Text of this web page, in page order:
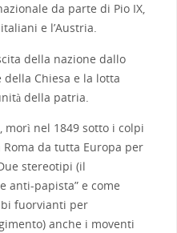
da parte di Pio IX,
e l’Austria.
della nazione dallo
Chiesa e la lotta
della patria.
morì nel 1849 sotto i colpi
da tutta Europa per
stereotipi (il
anti-papista” e come
fuorvianti per
anche i moventi